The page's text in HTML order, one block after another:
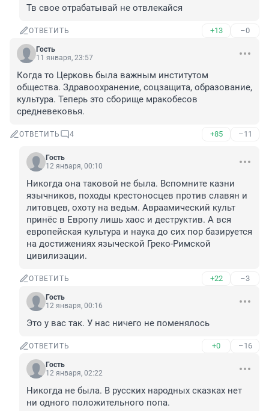
Тв свое отрабатывай не отвлекайся
ОТВЕТИТЬ +13 –0
Гость
11 января, 23:57
Когда то Церковь была важным институтом
общества. Здравоохранение, соцзащита, образование,
культура. Теперь это сборище мракобесов
средневековья.
ОТВЕТИТЬ 4 +85 –11
Гость
12 января, 00:10
Никогда она таковой не была. Вспомните казни
язычников, походы крестоносцев против славян и
литовцев, охоту на ведьм. Авраамический культ
принёс в Европу лишь хаос и деструктив. А вся
европейская культура и наука до сих пор базируется
на достижениях языческой Греко-Римской
цивилизации.
ОТВЕТИТЬ +22 –3
Гость
12 января, 00:16
Это у вас так. У нас ничего не поменялось
ОТВЕТИТЬ +0 –16
Гость
12 января, 02:22
Никогда не была. В русских народных сказках нет
ни одного положительного попа.